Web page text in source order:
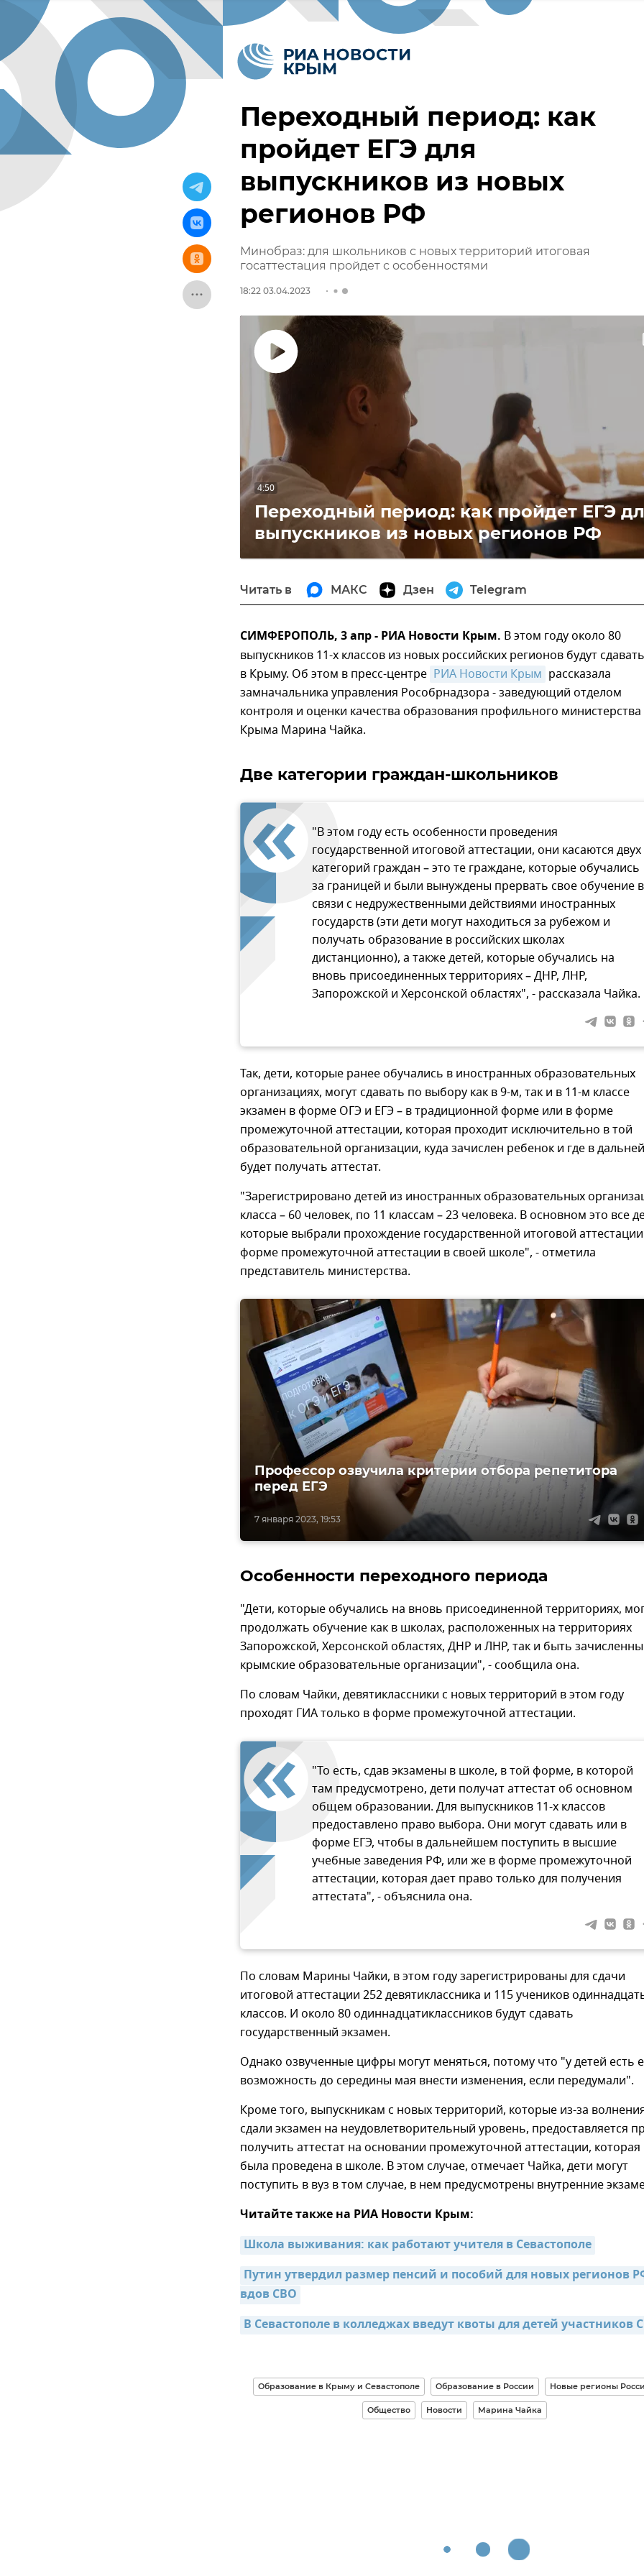
Переходный период: как
пройдет ЕГЭ для
выпускников из новых
регионов РФ
Минобраз: для школьников с новых территорий итоговая
госаттестация пройдет с особенностями
18:22 03.04.2023
видео
Переходный период: как пройдет ЕГЭ
выпускников из новых регионов РФ
4:50
Читать в МАКС Дзен Telegram
СИМФЕРОПОЛЬ, 3 апр - РИА Новости Крым. В этом году около 80
выпускников 11-х классов из новых российских регионов будут
в Крыму. Об этом в пресс-центре РИА Новости Крым рассказала
замначальника управления Рособрнадзора - заведующий отделом
контроля и оценки качества образования профильного министерства
Крыма Марина Чайка.
Две категории граждан-школьников
"В этом году есть особенности проведения
государственной итоговой аттестации, они касаются двух
категорий граждан – это те граждане, которые обучались
за границей и были вынуждены прервать свое обучение в
связи с недружественными действиями иностранных
государств (эти дети могут находиться за рубежом и
получать образование в российских школах
дистанционно), а также детей, которые обучались на
вновь присоединенных территориях – ДНР, ЛНР,
Запорожской и Херсонской областях", - рассказала Чайка.
Так, дети, которые ранее обучались в иностранных образовательных
организациях, могут сдавать по выбору как в 9-м, так и в 11-м классе
экзамен в форме ОГЭ и ЕГЭ – в традиционной форме или в форме
промежуточной аттестации, которая проходит исключительно в той
образовательной организации, куда зачислен ребенок и где в
будет получать аттестат.
"Зарегистрировано детей из иностранных образовательных
класса – 60 человек, по 11 классам – 23 человека. В основном это все
которые выбрали прохождение государственной итоговой
форме промежуточной аттестации в своей школе", - отметила
представитель министерства.
7 января 2023, 19:53
Профессор озвучила критерии отбора репетитора
перед ЕГЭ
Особенности переходного периода
"Дети, которые обучались на вновь присоединенной территориях,
продолжать обучение как в школах, расположенных на территориях
Запорожской, Херсонской областях, ДНР и ЛНР, так и быть
крымские образовательные организации", - сообщила она.
По словам Чайки, девятиклассники с новых территорий в этом году
проходят ГИА только в форме промежуточной аттестации.
"То есть, сдав экзамены в школе, в той форме, в которой
там предусмотрено, дети получат аттестат об основном
общем образовании. Для выпускников 11-х классов
предоставлено право выбора. Они могут сдавать или в
форме ЕГЭ, чтобы в дальнейшем поступить в высшие
учебные заведения РФ, или же в форме промежуточной
аттестации, которая дает право только для получения
аттестата", - объяснила она.
По словам Марины Чайки, в этом году зарегистрированы для сдачи
итоговой аттестации 252 девятиклассника и 115 учеников
классов. И около 80 одиннадцатиклассников будут сдавать
государственный экзамен.
Однако озвученные цифры могут меняться, потому что "у детей есть
возможность до середины мая внести изменения, если передумали".
Кроме того, выпускникам с новых территорий, которые из-за
сдали экзамен на неудовлетворительный уровень, предоставляется
получить аттестат на основании промежуточной аттестации, которая
была проведена в школе. В этом случае, отмечает Чайка, дети могут
поступить в вуз в том случае, в нем предусмотрены внутренние
Читайте также на РИА Новости Крым:
Школа выживания: как работают учителя в Севастополе
Путин утвердил размер пенсий и пособий для новых регионов
вдов СВО
В Севастополе в колледжах введут квоты для детей участников
Образование в Крыму и Севастополе Образование в России Новые регионы
Общество Новости Марина Чайка